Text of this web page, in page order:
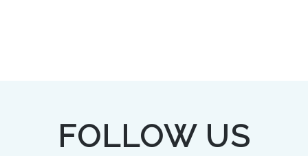
FOLLOW US